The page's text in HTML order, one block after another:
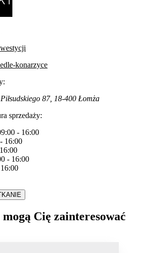
konarzyce
87, 18-400 Łomża
sprzedaży:
- 16:00
- 16:00
16:00
- 16:00
16:00
Cię zainteresować